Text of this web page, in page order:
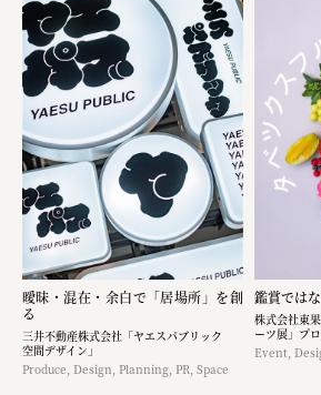
曖昧・混在・余白で「居場所」を創
る
三井不動産株式会社「ヤエスパブリック
空間デザイン」
Produce, Design, Planning, PR, Space
鑑賞では
株式会社東
ーツ展」プ
Event,